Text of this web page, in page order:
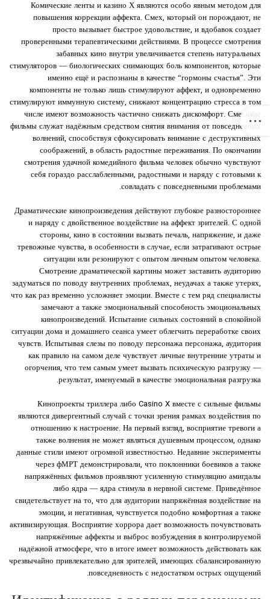
Комические ленты и казино Х являются особо явным методом для
повышения коррекции аффекта. Смех, который он порождают, не
просто вызывает быстрое удовольствие, и вдобавок создает
проверенными терапевтическими действиями. В процессе смотрения
забавных кино внутри увеличивается степень натуральных
стимуляторов — биологических снимающих боль компонентов, которые
именно ещё и распознаны в качестве “гормоны счастья”. Эти
компоненты не только лишь стимулируют аффект, и одновременно
стимулируют иммунную систему, снижают концентрацию стресса в том
числе имеют возможность частично снижать дискомфорт. Смешные
фильмы служат надёжным средством снятия внимания от повседневных
волнений, способствуя сфокусировать внимание с деструктивных
соображений, в область радостные переживания. По окончании
смотрения удачной комедийного фильма человек обычно чувствуют
себя гораздо расслабленными, радостными и наряду с готовыми к
совладать с повседневными проблемами.
Драматические кинопроизведения действуют глубокое разностороннее
и наряду с двойственное воздействие на аффект зрителей. С одной
стороны, кино в состоянии вызвать печаль, напряжение, и даже
тревожные чувства, в особенности в случае, если затрагивают острые
ситуации или резонируют с опытом личным опытом человека.
Смотрение драматической картины может заставить аудиторию
задуматься по поводу внутренних проблемах, неудачах а также утерях,
что как раз временно усложняет эмоции. Вместе с тем ряд специалисты
замечают а также эмоциональный способность эмоциональных
кинопроизведений. Испытание сильных состояний в спокойной
ситуации дома и домашнего сеанса умеет облегчить переработке своих
чувств. Испытывая слезы по поводу персонажа персонажа, аудитория
как правило на самом деле чувствует личные внутренние утраты и
огорчения, что тем самым умеет вызвать психическую разгрузку —
результат, именуемый в качестве эмоциональная разгрузка.
Кинопроекты триллера либо Casino X вместе с сильные фильмы
являются дивергентный случай с точки зрения рамках воздействия по
отношению к настроение. На первый взгляд, восприятие тревоги а
также волнения не может являться душевным процессом, однако
данные стили имеют огромной известностью. Недавние эксперименты
через фМРТ демонстрировали, что поклонники боевиков а также
напряжённых фильмов проявляют усиленную стимуляцию амигдалы
либо ядра — ядра стимула в нервной системе. Приведённое
свидетельствует на то, что для аудитории напряжённая воздействие на
эмоции, и негативная, чувствуется подобно комфортная а также
активизирующая. Восприятие хоррора дает возможность почувствовать
напряжённые аффекты и выброс возбуждения в контролируемой
надёжной атмосфере, что в итоге имеет возможность действовать как
чрезвычайно привлекательно для зрителей, имеющих сбалансированную
повседневность с недостатком острых ощущений.